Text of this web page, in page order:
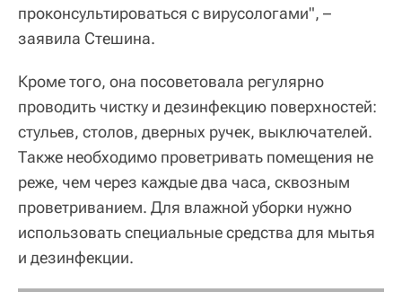
проконсультироваться с вирусологами", –
заявила Стешина.
Кроме того, она посоветовала регулярно
проводить чистку и дезинфекцию поверхностей:
стульев, столов, дверных ручек, выключателей.
Также необходимо проветривать помещения не
реже, чем через каждые два часа, сквозным
проветриванием. Для влажной уборки нужно
использовать специальные средства для мытья
и дезинфекции.